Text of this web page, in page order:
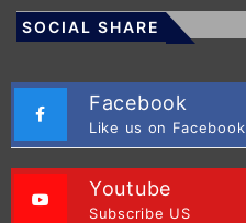
SOCIAL SHARE
Facebook
Like us on Facebook
Youtube
Subscribe US